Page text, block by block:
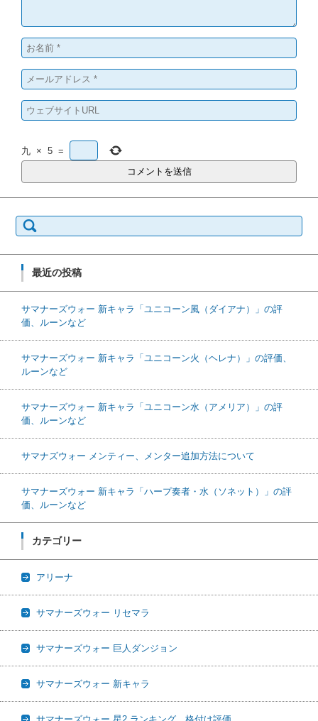
九 × 5 =
検索:
最近の投稿
サマナーズウォー 新キャラ「ユニコーン風（ダイアナ）」の評
価、ルーンなど
サマナーズウォー 新キャラ「ユニコーン火（ヘレナ）」の評価、
ルーンなど
サマナーズウォー 新キャラ「ユニコーン水（アメリア）」の評
価、ルーンなど
サマナズウォー メンティー、メンター追加方法について
サマナーズウォー 新キャラ「ハープ奏者・水（ソネット）」の評
価、ルーンなど
カテゴリー
アリーナ
サマナーズウォー リセマラ
サマナーズウォー 巨人ダンジョン
サマナーズウォー 新キャラ